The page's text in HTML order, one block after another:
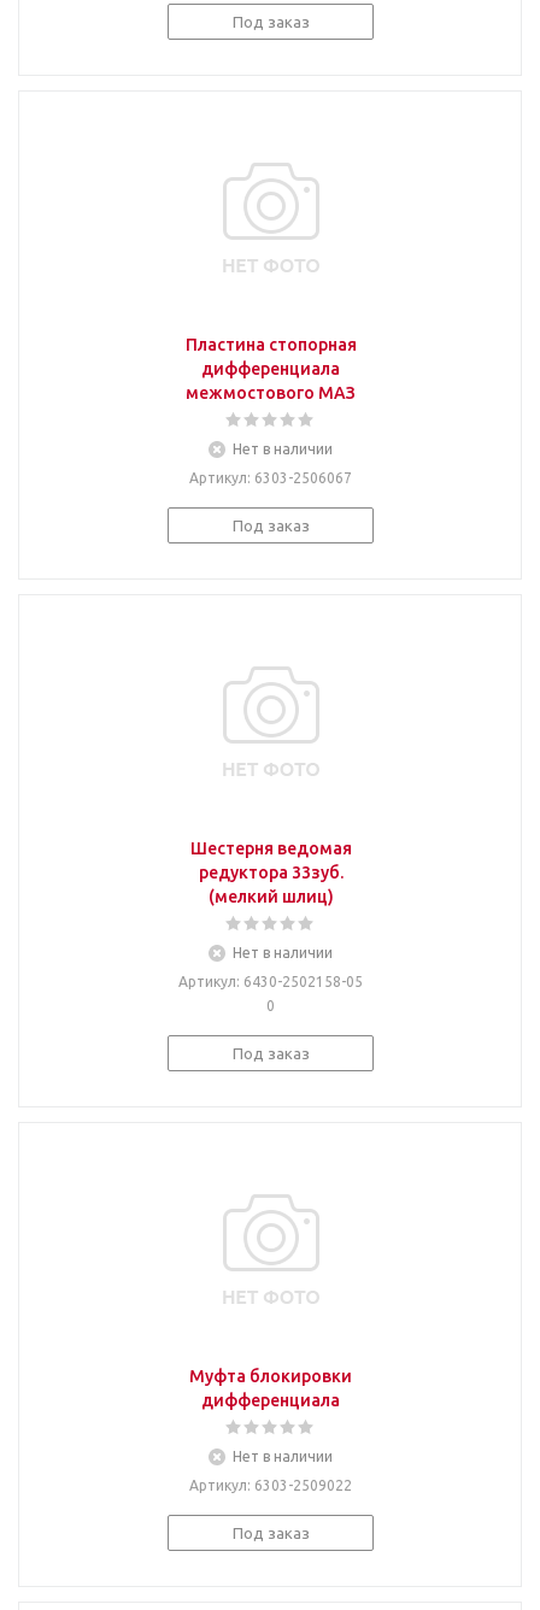
Под заказ
Пластина стопорная
дифференциала
межмостового МАЗ
Нет в наличии
Артикул: 6303-2506067
Под заказ
Шестерня ведомая
редуктора 33зуб.
(мелкий шлиц)
Нет в наличии
Артикул: 6430-2502158-05
0
Под заказ
Муфта блокировки
дифференциала
Нет в наличии
Артикул: 6303-2509022
Под заказ